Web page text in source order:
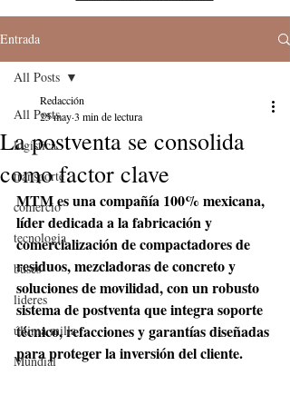
Entrada
All Posts
logistica
transporte
comercio
tecnologia
buses
lideres
última milla
Mundial
All Posts
La postventa se consolida
como factor clave
Redacción
25 may3 min de lectura
MTM es una compañía 100% mexicana,
líder dedicada a la fabricación y
comercialización de compactadores de
residuos, mezcladoras de concreto y
soluciones de movilidad, con un robusto
sistema de postventa que integra soporte
técnico, refacciones y garantías diseñadas
para proteger la inversión del cliente.